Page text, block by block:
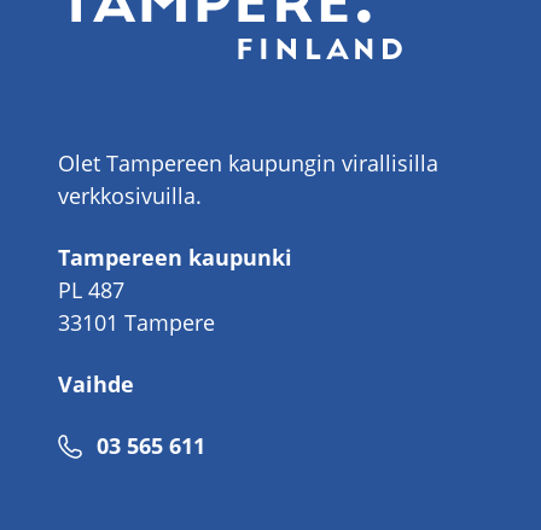
Olet Tampereen kaupungin virallisilla
verkkosivuilla.
Tampereen kaupunki
PL 487
33101 Tampere
Vaihde
Puhelinnumero
03 565 611